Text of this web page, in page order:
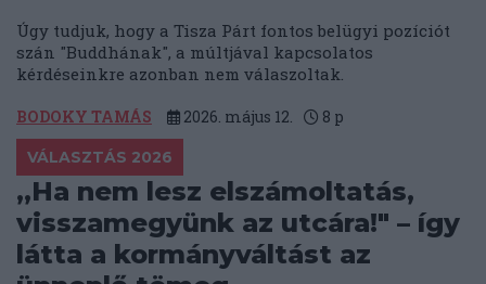
Úgy tudjuk, hogy a Tisza Párt fontos belügyi pozíciót
szán "Buddhának", a múltjával kapcsolatos
kérdéseinkre azonban nem válaszoltak.
BODOKY TAMÁS 2026. május 12. 8 p
VÁLASZTÁS 2026
„Ha nem lesz elszámoltatás,
visszamegyünk az utcára!" – így
látta a kormányváltást az